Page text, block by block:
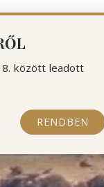
8. között leadott
RENDBEN